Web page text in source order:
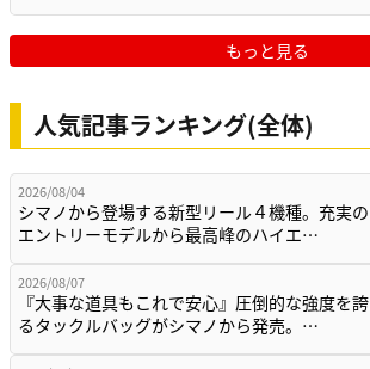
もっと見る
人気記事ランキング(全体)
2026/08/04
シマノから登場する新型リール４機種。充実の
エントリーモデルから最高峰のハイエ…
2026/08/07
『大事な道具もこれで安心』圧倒的な強度を誇
るタックルバッグがシマノから発売。…